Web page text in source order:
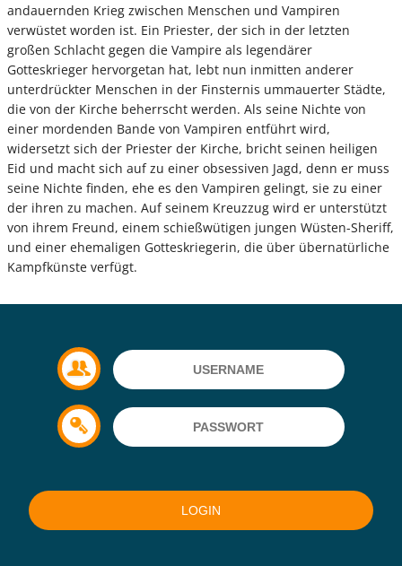
andauernden Krieg zwischen Menschen und Vampiren
verwüstet worden ist. Ein Priester, der sich in der letzten
großen Schlacht gegen die Vampire als legendärer
Gotteskrieger hervorgetan hat, lebt nun inmitten anderer
unterdrückter Menschen in der Finsternis ummauerter Städte,
die von der Kirche beherrscht werden. Als seine Nichte von
einer mordenden Bande von Vampiren entführt wird,
widersetzt sich der Priester der Kirche, bricht seinen heiligen
Eid und macht sich auf zu einer obsessiven Jagd, denn er muss
seine Nichte finden, ehe es den Vampiren gelingt, sie zu einer
der ihren zu machen. Auf seinem Kreuzzug wird er unterstützt
von ihrem Freund, einem schießwütigen jungen Wüsten-Sheriff,
und einer ehemaligen Gotteskriegerin, die über übernatürliche
Kampfkünste verfügt.